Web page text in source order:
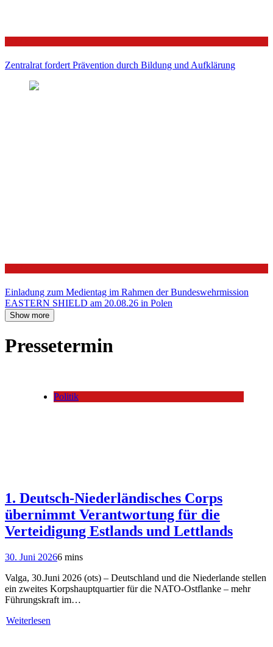
Zentralrat fordert Prävention durch Bildung und Aufklärung
Einladung zum Medientag im Rahmen der Bundeswehrmission
EASTERN SHIELD am 20.08.26 in Polen
Show more
Pressetermin
Politik
1. Deutsch-Niederländisches Corps
übernimmt Verantwortung für die
Verteidigung Estlands und Lettlands
30. Juni 20266 mins
Valga, 30.Juni 2026 (ots) – Deutschland und die Niederlande stellen
ein zweites Korpshauptquartier für die NATO-Ostflanke – mehr
Führungskraft im…
Weiterlesen